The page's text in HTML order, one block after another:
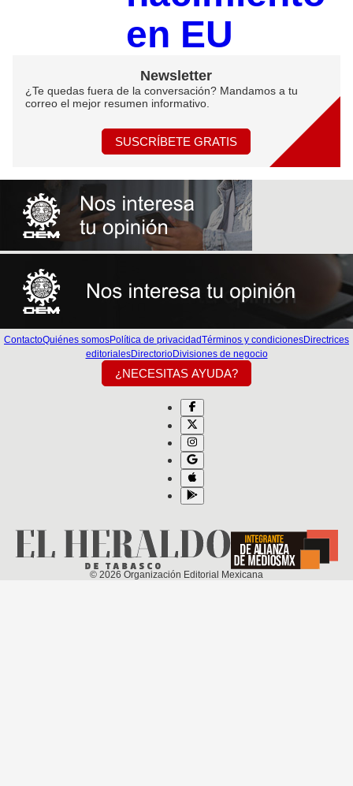
en EU
Newsletter
¿Te quedas fuera de la conversación? Mandamos a tu
correo el mejor resumen informativo.
SUSCRÍBETE GRATIS
ContactoQuiénes somosPolítica de privacidadTérminos y condicionesDirectrices
editorialesDirectorioDivisiones de negocio
¿NECESITAS AYUDA?
© 2026 Organización Editorial Mexicana